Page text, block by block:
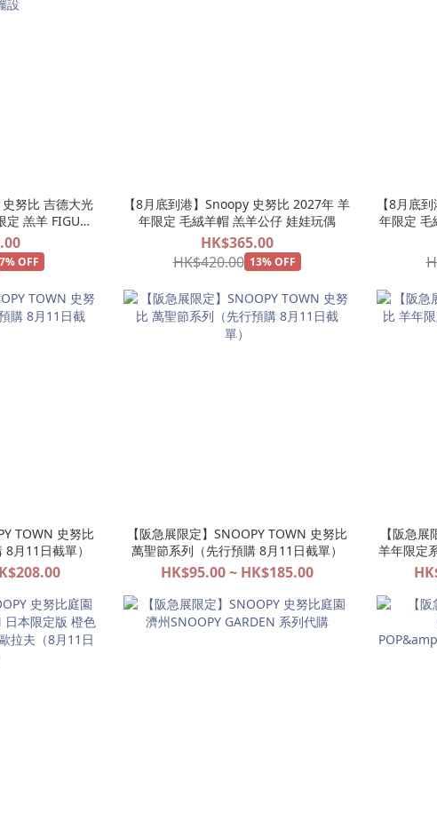
史努比 吉德大光
羔羊 FIGURE
7% OFF
【8月底到港】Snoopy 史努比 2027年 羊
年限定 毛絨羊帽 羔羊公仔 娃娃玩偶
HK$365.00
HK$420.00 13% OFF
【8月底
年限定 毛
TOWN 史努比
月11日截單）
【阪急展限定】SNOOPY TOWN 史努比
萬聖節系列（先行預購 8月11日截單）
HK$95.00 ~ HK$185.00
【阪急
羊年限定